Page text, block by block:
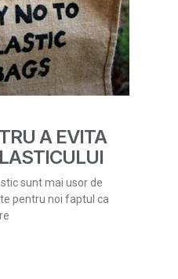
A EVITA
sunt mai usor de
pentru noi faptul ca